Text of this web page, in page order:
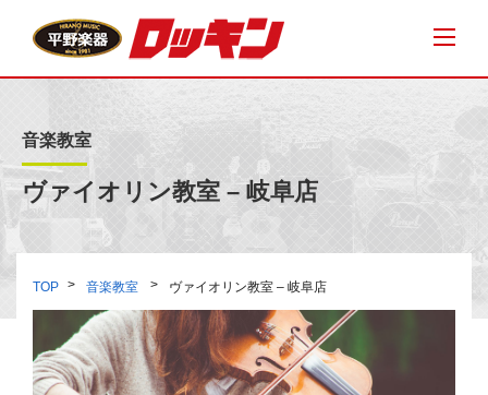
音楽教室
ヴァイオリン教室 – 岐阜店
TOP 音楽教室 ヴァイオリン教室 – 岐阜店